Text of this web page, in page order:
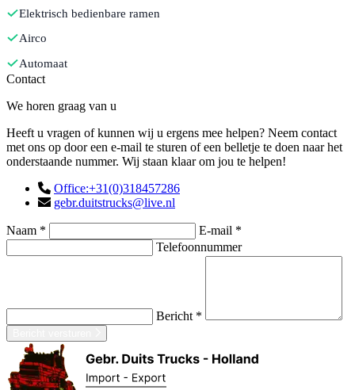
Elektrisch bedienbare ramen
Airco
Automaat
Contact
We horen graag van u
Heeft u vragen of kunnen wij u ergens mee helpen? Neem contact
met ons op door een e-mail te sturen of een belletje te doen naar het
onderstaande nummer. Wij staan klaar om jou te helpen!
Office:+31(0)318457286
gebr.duitstrucks@live.nl
Naam *
E-mail *
Telefoonnummer
Bericht *